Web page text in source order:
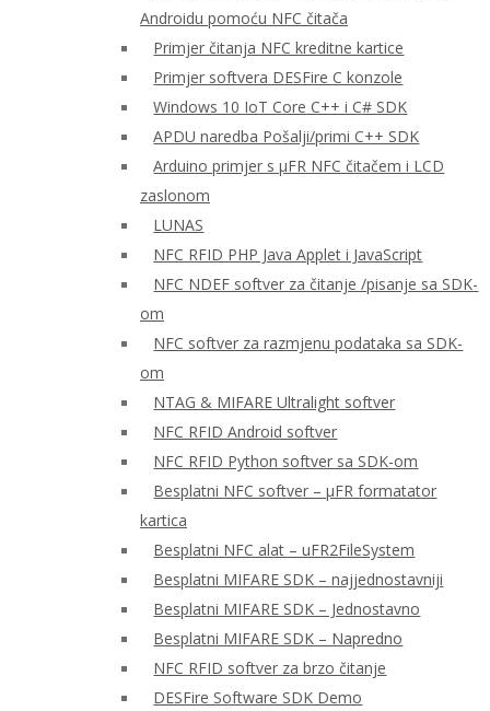
Androidu pomoću NFC čitača
Primjer čitanja NFC kreditne kartice
Primjer softvera DESFire C konzole
Windows 10 IoT Core C++ i C# SDK
APDU naredba Pošalji/primi C++ SDK
Arduino primjer s μFR NFC čitačem i LCD
zaslonom
LUNAS
NFC RFID PHP Java Applet i JavaScript
NFC NDEF softver za čitanje /pisanje sa SDK-
om
NFC softver za razmjenu podataka sa SDK-
om
NTAG & MIFARE Ultralight softver
NFC RFID Android softver
NFC RFID Python softver sa SDK-om
Besplatni NFC softver – μFR formatator
kartica
Besplatni NFC alat – uFR2FileSystem
Besplatni MIFARE SDK – najjednostavniji
Besplatni MIFARE SDK – Jednostavno
Besplatni MIFARE SDK – Napredno
NFC RFID softver za brzo čitanje
DESFire Software SDK Demo